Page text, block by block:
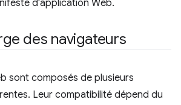
d'application Web.
des navigateurs
sont composés de plusieurs
Leur compatibilité dépend du